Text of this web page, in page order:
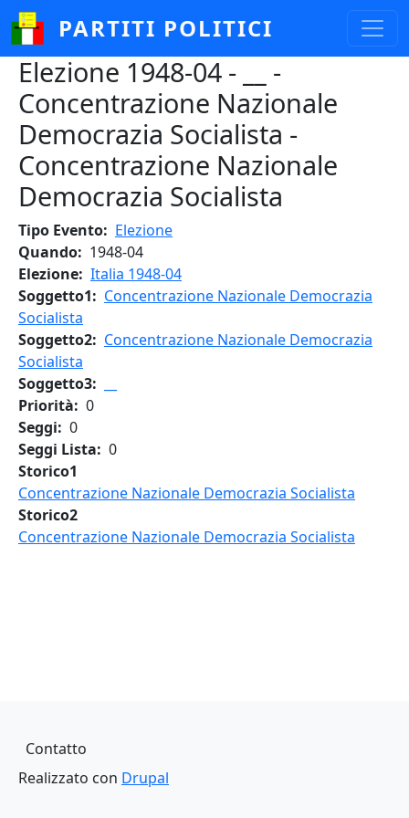
Salta al contenuto principale
PARTITI POLITICI
Elezione 1948-04 - __ -
Concentrazione Nazionale
Democrazia Socialista -
Concentrazione Nazionale
Democrazia Socialista
Tipo Evento
Elezione
Quando
1948-04
Elezione Italia 1948-04
Soggetto1
Concentrazione Nazionale Democrazia
Socialista
Soggetto2
Concentrazione Nazionale Democrazia
Socialista
Soggetto3
Priorità
0
Seggi
0
Seggi Lista
0
Storico1
Concentrazione Nazionale Democrazia Socialista
Storico2
Concentrazione Nazionale Democrazia Socialista
Piè di pagina
Contatto
Realizzato con Drupal